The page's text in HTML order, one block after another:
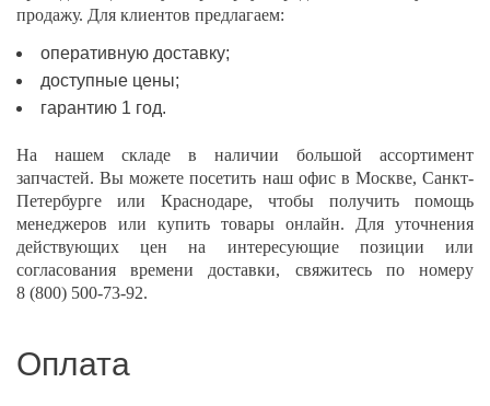
продажу. Для клиентов предлагаем:
оперативную доставку;
доступные цены;
гарантию 1 год.
На нашем складе в наличии большой ассортимент
запчастей. Вы можете посетить наш офис в Москве, Санкт-
Петербурге или Краснодаре, чтобы получить помощь
менеджеров или купить товары онлайн. Для уточнения
действующих цен на интересующие позиции или
согласования времени доставки, свяжитесь по номеру
8 (800) 500-73-92.
Оплата